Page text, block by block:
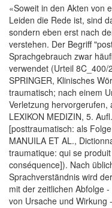
«Soweit in den Akten von
Leiden die Rede ist, sind
sondern eben erst nach
verstehen. Der Begriff
Sprachgebrauch zwar
verwendet (Urteil
SPRINGER, Klinisches
traumatisch; nach einem
Verletzung hervorgerufen,
LEXIKON MEDIZIN, 5.
[posttraumatisch: als
MANUILA ET AL.,
traumatique: qui se
conséquence]). Nach
Sprachverständnis wird
mit der zeitlichen Abfolge
von Ursache und Wirkung